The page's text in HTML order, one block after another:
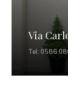
Via
Tel: 0586